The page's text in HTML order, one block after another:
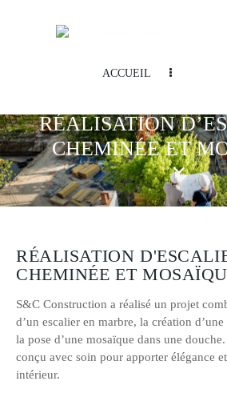
ACCUEIL
RÉALISATION
CHEMINÉE ET
RÉALISATION
CHEMINÉE ET
S&C Construction a réalisé un projet
d’un escalier en marbre, la création
la pose d’une mosaïque dans une
conçu avec soin pour apporter élégance
intérieur.